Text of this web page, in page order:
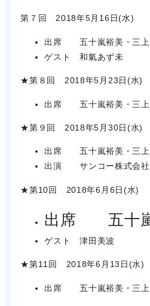
第７回 2018年5月16日(水)
出席 五十嵐裕美・三上
ゲスト 和氣あず未
★第８回 2018年5月23日(水)
出席 五十嵐裕美・三上
★第９回 2018年5月30日(水)
出席 五十嵐裕美・三上
出演 サンコー株式会社
★第10回 2018年6月6日(水)
出席 五十嵐
ゲスト 津田美波
★第11回 2018年6月13日(水)
出席 五十嵐裕美・三上